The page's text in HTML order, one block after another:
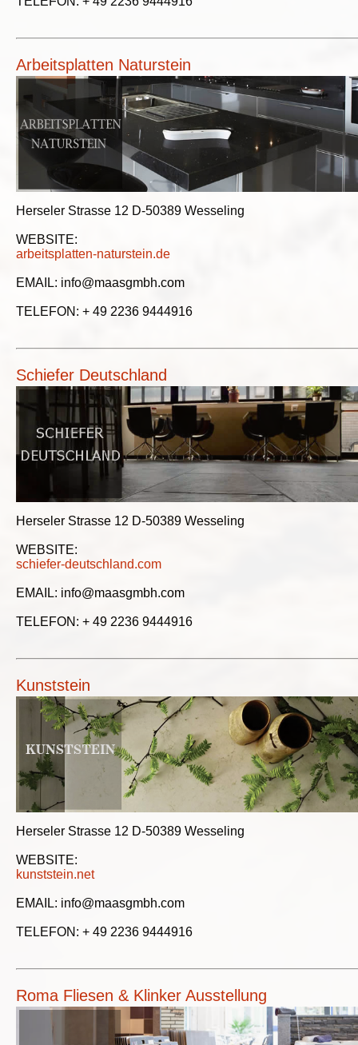
Arbeitsplatten Naturstein
Herseler Strasse 12 D-50389 Wesseling
WEBSITE:
arbeitsplatten-naturstein.de
EMAIL: info@maasgmbh.com
TELEFON: + 49 2236 9444916
Schiefer Deutschland
Herseler Strasse 12 D-50389 Wesseling
WEBSITE:
schiefer-deutschland.com
EMAIL: info@maasgmbh.com
TELEFON: + 49 2236 9444916
Kunststein
Herseler Strasse 12 D-50389 Wesseling
WEBSITE:
kunststein.net
EMAIL: info@maasgmbh.com
TELEFON: + 49 2236 9444916
Roma Fliesen & Klinker Ausstellung